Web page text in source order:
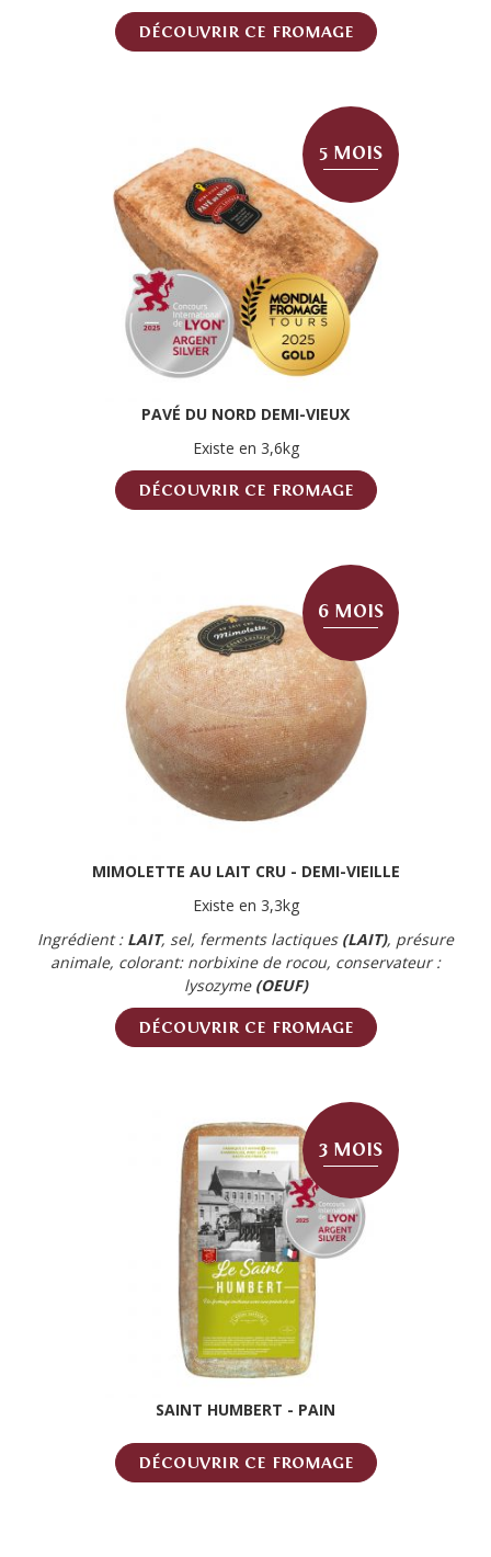
DÉCOUVRIR CE FROMAGE
5 MOIS
PAVÉ DU NORD DEMI-VIEUX
Existe en 3,6kg
DÉCOUVRIR CE FROMAGE
6 MOIS
MIMOLETTE AU LAIT CRU - DEMI-VIEILLE
Existe en 3,3kg
Ingrédient : LAIT, sel, ferments lactiques (LAIT), présure
animale, colorant: norbixine de rocou, conservateur :
lysozyme (OEUF)
DÉCOUVRIR CE FROMAGE
3 MOIS
SAINT HUMBERT - PAIN
DÉCOUVRIR CE FROMAGE